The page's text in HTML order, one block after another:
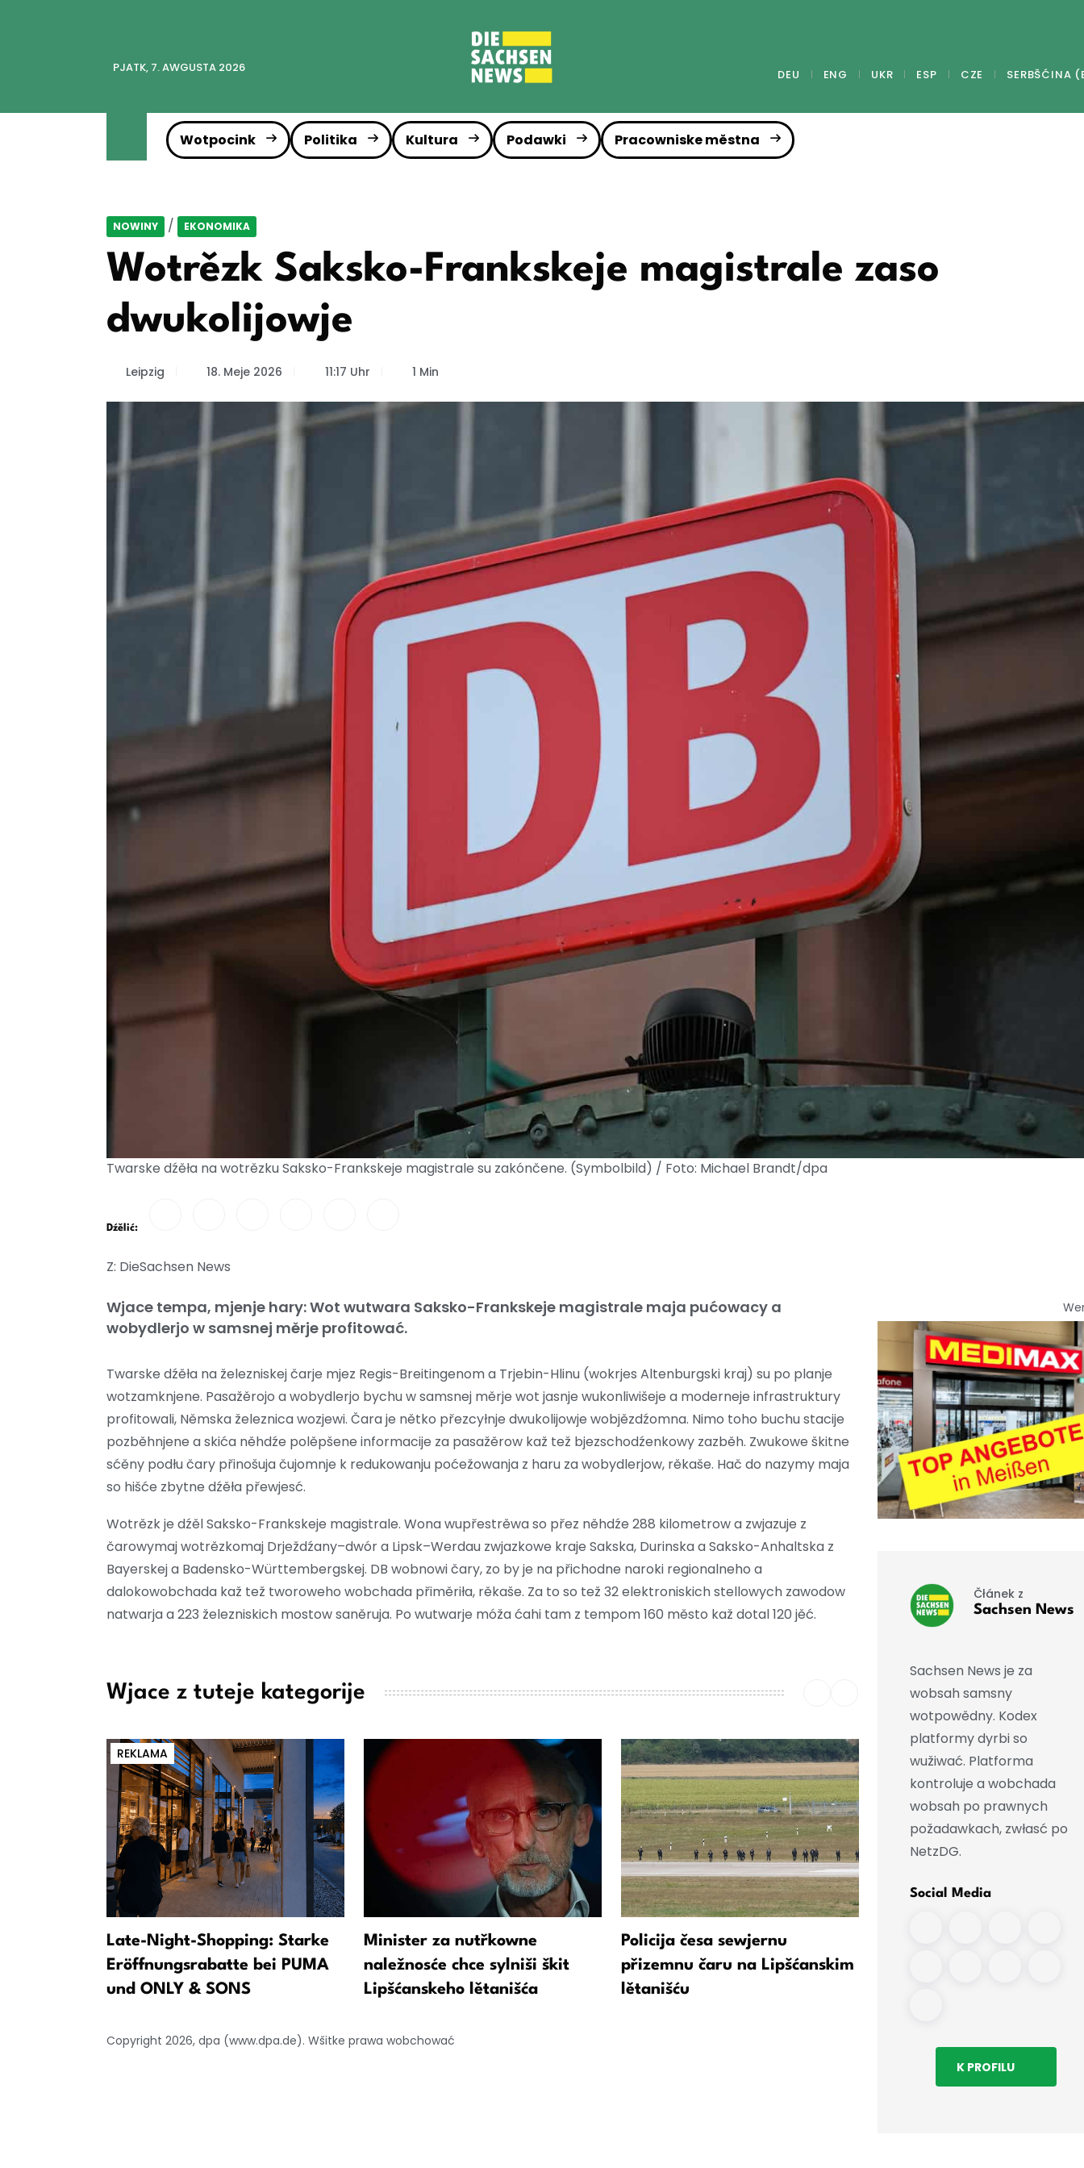
PJATK, 7. AWGUSTA 2026 DEU ENG UKR ESP CZE SERBŠĆINA
Wotpocink Politika Kultura Podawki Pracowniske městna
NOWINY / EKONOMIKA
Wotrězk Saksko-Frankskeje magistrale zaso
dwukolijowje
Leipzig 18. Meje 2026 11:17 Uhr 1 Min
Twarske dźěła na wotrězku Saksko-Frankskeje magistrale su zakónčene. (Symbolbild) / Foto: Michael Brandt/dpa
Dźělić:
Z: DieSachsen News
Wjace tempa, mjenje hary: Wot wutwara Saksko-Frankskeje magistrale maja pućowacy a
wobydlerjo w samsnej měrje profitować.
Twarske dźěła na železniskej čarje mjez Regis-Breitingenom a Trjebin-Hlinu (wokrjes Altenburgski kraj) su po planje
wotzamknjene. Pasažěrojo a wobydlerjo bychu w samsnej měrje wot jasnje wukonliwišeje a moderneje infrastruktury
profitowali, Němska železnica wozjewi. Čara je nětko přezcyłnje dwukolijowje wobjězdźomna. Nimo toho buchu stacije
pozběhnjene a skića něhdźe polěpšene informacije za pasažěrow kaž tež bjezschodźenkowy zazběh. Zwukowe škitne
sćěny podłu čary přinošuja čujomnje k redukowanju poćežowanja z haru za wobydlerjow, rěkaše. Hač do nazymy maja
so hišće zbytne dźěła přewjesć.
Wotrězk je dźěl Saksko-Frankskeje magistrale. Wona wupřestrěwa so přez něhdźe 288 kilometrow a zwjazuje z
čarowymaj wotrězkomaj Drježdźany–dwór a Lipsk–Werdau zwjazkowe kraje Sakska, Durinska a Saksko-Anhaltska z
Bayerskej a Badensko-Württembergskej. DB wobnowi čary, zo by je na přichodne naroki regionalneho a
dalokowobchada kaž tež tworoweho wobchada přiměriła, rěkaše. Za to so tež 32 elektroniskich stellowych zawodow
natwarja a 223 železniskich mostow saněruja. Po wutwarje móža ćahi tam z tempom 160 město kaž dotal 120 jěć.
Wjace z tuteje kategorije
REKLAMA
Late-Night-Shopping: Starke
Eröffnungsrabatte bei PUMA
und ONLY & SONS
Minister za nutřkowne
naležnosće chce sylniši škit
Lipšćanskeho lětanišća
Policija česa sewjernu
přizemnu čaru na Lipšćanskim
lětanišću
Copyright 2026, dpa (www.dpa.de). Wšitke prawa wobchować
Čłánek z
Sachsen News
Sachsen News je za
wobsah samsny
wotpowědny. Kodex
platformy dyrbi so
wužiwać. Platforma
kontroluje a wobchada
wobsah po prawnych
požadawkach, zwłasć po
NetzDG.
Social Media
K PROFILU